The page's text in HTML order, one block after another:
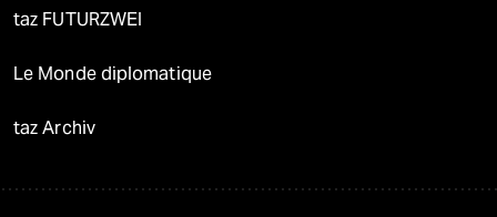
taz FUTURZWEI
Le Monde diplomatique
taz Archiv